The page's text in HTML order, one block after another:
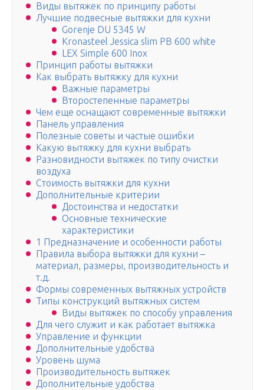
Виды вытяжек по принципу работы
Лучшие подвесные вытяжки для кухни
Gorenje DU 5345 W
Kronasteel Jessica slim PB 600 white
LEX Simple 600 Inox
Принцип работы вытяжки
Как выбрать вытяжку для кухни
Важные параметры
Второстепенные параметры
Чем еще оснащают современные вытяжки
Панель управления
Полезные советы и частые ошибки
Какую вытяжку для кухни выбрать
Разновидности вытяжек по типу очистки
воздуха
Стоимость вытяжки для кухни
Дополнительные критерии
Достоинства и недостатки
Основные технические
характеристики
1 Предназначение и особенности работы
Правила выбора вытяжки для кухни –
материал, размеры, производительность и
т.д.
Формы современных вытяжных устройств
Типы конструкций вытяжных систем
Виды вытяжек по способу управления
Для чего служит и как работает вытяжка
Управление и функции
Дополнительные удобства
Уровень шума
Производительность вытяжек
Дополнительные удобства